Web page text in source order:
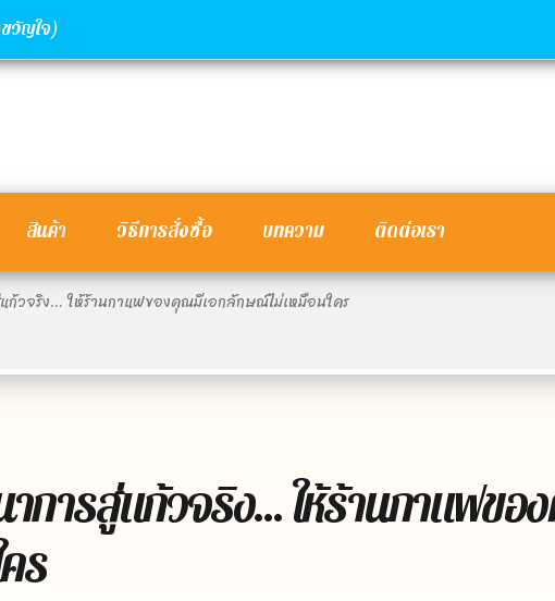
วัญใจ)
สินค้า วิธีการสั่งซื้อ บทความ ติดต่อเรา
ก้วจริง... ให้ร้านกาแฟของคุณมีเอกลักษณ์ไม่เหมือนใคร
การสู่แก้วจริง... ให้ร้านกาแฟข
ร